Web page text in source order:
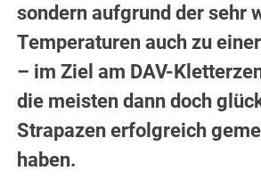
sondern aufgrund der sehr
Temperaturen auch zu
– im Ziel am DAV-
die meisten dann doch
Strapazen erfolgreich
haben.